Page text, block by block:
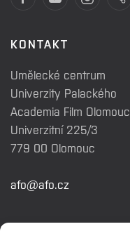
KONTAKT
Umělecké centrum
Univerzity Palackého
Academia Film Olomouc
Univerzitní 225/3
779 00 Olomouc
afo@afo.cz